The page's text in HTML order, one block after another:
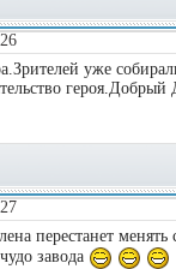
26
уже
27
перестанет
завода